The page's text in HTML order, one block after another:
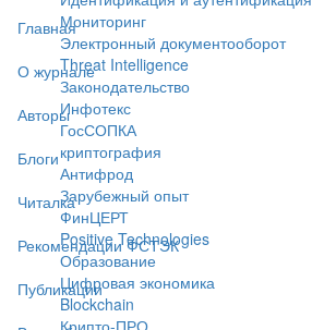
Главная
О журнале
Авторы
Блоги
Читалка
Рекомендации ФСТЭК
Публикации
Мониторинг
Электронный документооборот
Threat Intelligence
Законодательство
Инфотекс
ГосСОПКА
криптография
Антифрод
Зарубежный опыт
ФинЦЕРТ
Positive Technologies
Образование
Цифровая экономика
Blockchain
Крипто-ПРО